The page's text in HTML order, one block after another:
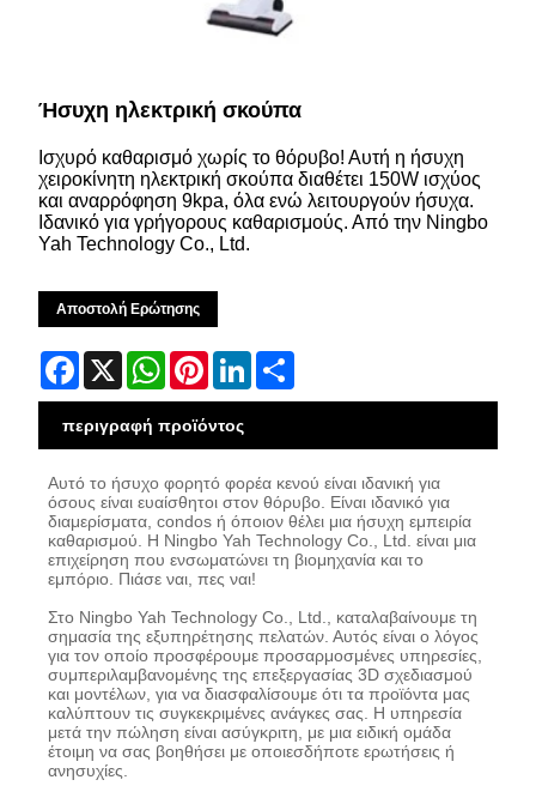
Ήσυχη ηλεκτρική σκούπα
Ισχυρό καθαρισμό χωρίς το θόρυβο! Αυτή η ήσυχη
χειροκίνητη ηλεκτρική σκούπα διαθέτει 150W ισχύος
και αναρρόφηση 9kpa, όλα ενώ λειτουργούν ήσυχα.
Ιδανικό για γρήγορους καθαρισμούς. Από την Ningbo
Yah Technology Co., Ltd.
Αποστολή Ερώτησης
Facebook
X WhatsApp
PinterestLinkedIn
περιγραφή προϊόντος
Αυτό το ήσυχο φορητό φορέα κενού είναι ιδανική για
όσους είναι ευαίσθητοι στον θόρυβο. Είναι ιδανικό για
διαμερίσματα, condos ή όποιον θέλει μια ήσυχη εμπειρία
καθαρισμού. Η Ningbo Yah Technology Co., Ltd. είναι μια
επιχείρηση που ενσωματώνει τη βιομηχανία και το
εμπόριο. Πιάσε ναι, πες ναι!
Στο Ningbo Yah Technology Co., Ltd., καταλαβαίνουμε τη
σημασία της εξυπηρέτησης πελατών. Αυτός είναι ο λόγος
για τον οποίο προσφέρουμε προσαρμοσμένες υπηρεσίες,
συμπεριλαμβανομένης της επεξεργασίας 3D σχεδιασμού
και μοντέλων, για να διασφαλίσουμε ότι τα προϊόντα μας
καλύπτουν τις συγκεκριμένες ανάγκες σας. Η υπηρεσία
μετά την πώληση είναι ασύγκριτη, με μια ειδική ομάδα
έτοιμη να σας βοηθήσει με οποιεσδήποτε ερωτήσεις ή
ανησυχίες.